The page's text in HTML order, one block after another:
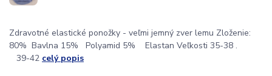
Zdravotné elastické ponožky - veľmi jemný zver lemu Zloženie:
80% Bavlna 15% Polyamid 5% Elastan Veľkosti 35-38 .
39-42 celý popis